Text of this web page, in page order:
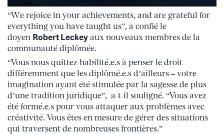
“We rejoice in your achievements, and are grateful for
everything you have taught us”, a confié le
doyen Robert Leckey aux nouveaux membres de la
communauté diplômée.
“Vous nous quittez habilité.e.s à penser le droit
différemment que les diplômé.e.s d’ailleurs – votre
imagination ayant été stimulée par la sagesse de plus
d’une tradition juridique”, a-t-il souligné. “Vous avez
été formé.e.s pour vous attaquer aux problèmes avec
créativité. Vous êtes en mesure de gérer des situations
qui traversent de nombreuses frontières.”